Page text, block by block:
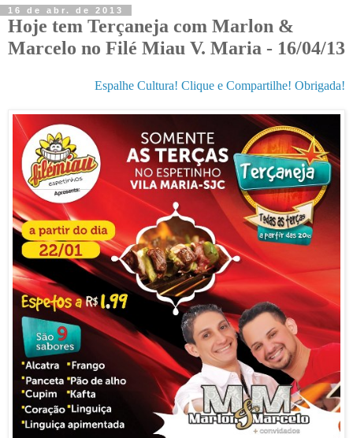
16 de abr. de 2013
Hoje tem Terçaneja com Marlon &
Marcelo no Filé Miau V. Maria - 16/04/13
Espalhe Cultura! Clique e Compartilhe! Obrigada!